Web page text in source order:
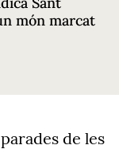
món marcat
de les